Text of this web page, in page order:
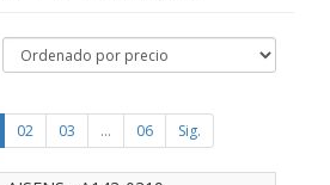
02 03 ... 06 Sig.